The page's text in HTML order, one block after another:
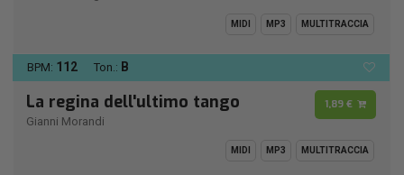
MIDI MP3 MULTITRACCIA
BPM: 112 Ton.: B
La regina dell'ultimo tango
Gianni Morandi
1,89 €
MIDI MP3 MULTITRACCIA